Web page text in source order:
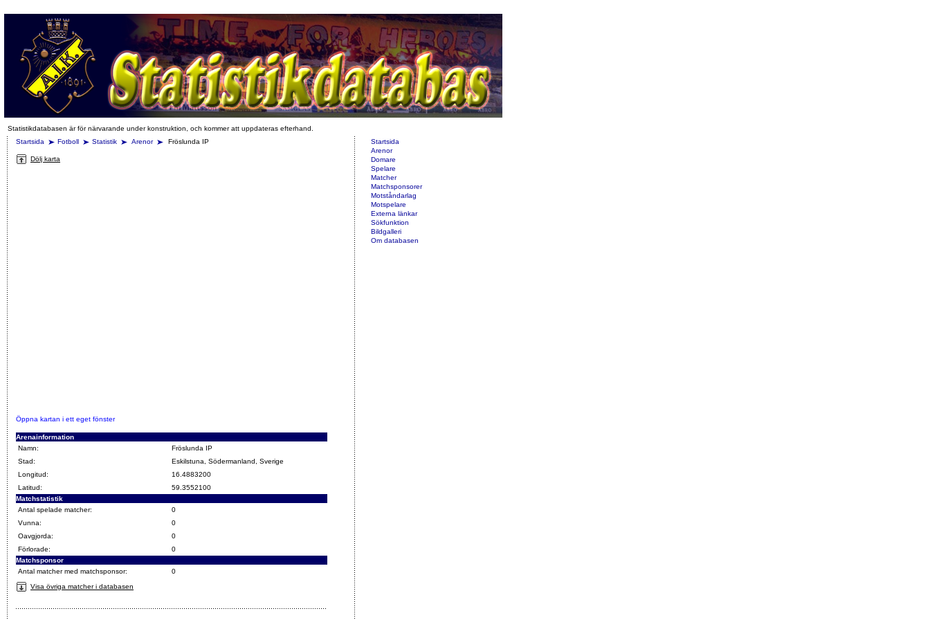
Statistikdatabasen är för närvarande under konstruktion, och kommer att uppdateras efterhand.
Startsida
Fotboll Statistik Arenor Fröslunda IP
Dölj karta
Öppna kartan i ett eget fönster
Arenainformation
Namn:
Fröslunda IP
Stad:
Eskilstuna, Södermanland, Sverige
Longitud:
16.4883200
Latitud:
59.3552100
Matchstatistik
Antal spelade matcher:
0
Vunna:
0
Oavgjorda:
0
Förlorade:
0
Matchsponsor
Antal matcher med matchsponsor:
0
Visa övriga matcher i databasen
Startsida
Arenor
Domare
Spelare
Matcher
Matchsponsorer
Motståndarlag
Motspelare
Externa länkar
Sökfunktion
Bildgalleri
Om databasen